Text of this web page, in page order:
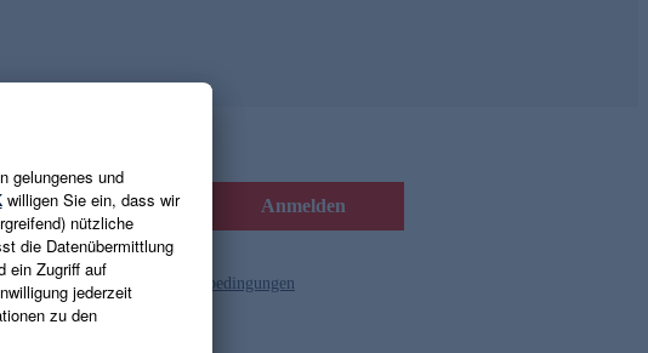
Anmelden
und die Gutscheinbedingungen